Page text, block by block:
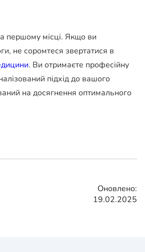
першому місці. Якщо ви
не соромтеся звертатися в
. Ви отримаєте професійну
підхід до вашого
на досягнення оптимального
Оновлено:
19.02.2025